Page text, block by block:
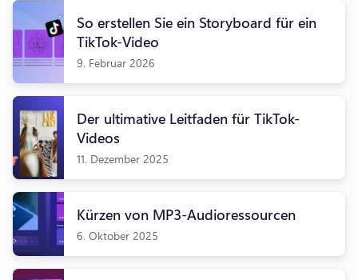
So erstellen Sie ein Storyboard für ein
TikTok-Video
9. Februar 2026
Der ultimative Leitfaden für TikTok-
Videos
11. Dezember 2025
Kürzen von MP3-Audioressourcen
6. Oktober 2025